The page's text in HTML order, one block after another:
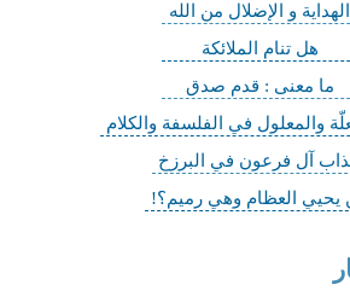
الهداية و الإضلال من الله
هل تنام الملائكة
ما معنى : قدم صدق
والمعلول في الفلسفة والكلام‏
آل فرعون في البرزخ
يحيي العظام وهي رميم؟!